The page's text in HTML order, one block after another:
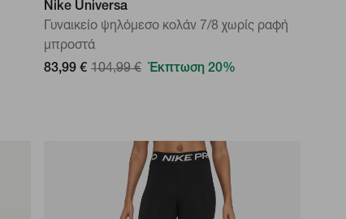
Nike Universa
Γυναικείο ψηλόμεσο κολάν 7/8 χωρίς ραφή
μπροστά
83,99 € 104,99 € Έκπτωση 20%